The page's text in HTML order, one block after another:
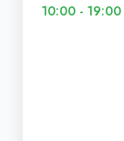
10:00 - 19:00